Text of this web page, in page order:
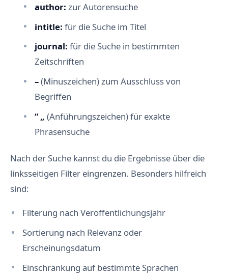
author: zur Autorensuche
intitle: für die Suche im Titel
journal: für die Suche in bestimmten
Zeitschriften
–(Minuszeichen) zum Ausschluss von
Begriffen
“ „ (Anführungszeichen) für exakte
Phrasensuche
Nach der Suche kannst du die Ergebnisse über die
linksseitigen Filter eingrenzen. Besonders hilfreich
sind:
Filterung nach Veröffentlichungsjahr
Sortierung nach Relevanz oder
Erscheinungsdatum
Einschränkung auf bestimmte Sprachen